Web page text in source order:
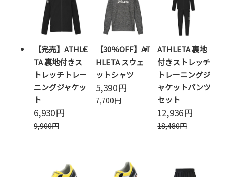
【完売】ATHLE
TA 裏地付きス
トレッチトレー
ニングジャケッ
ト
6,930円
9,900円
【30％OFF】AT
HLETA スウェ
ットシャツ
5,390円
7,700円
ATHLETA 裏地
付きストレッチ
トレーニングジ
ャケットパンツ
セット
12,936円
18,480円